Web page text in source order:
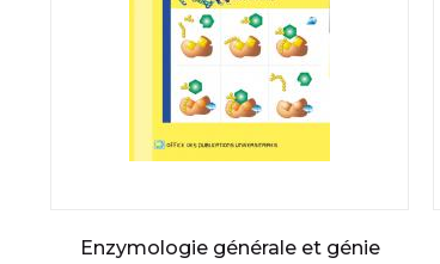
Enzymologie générale et génie